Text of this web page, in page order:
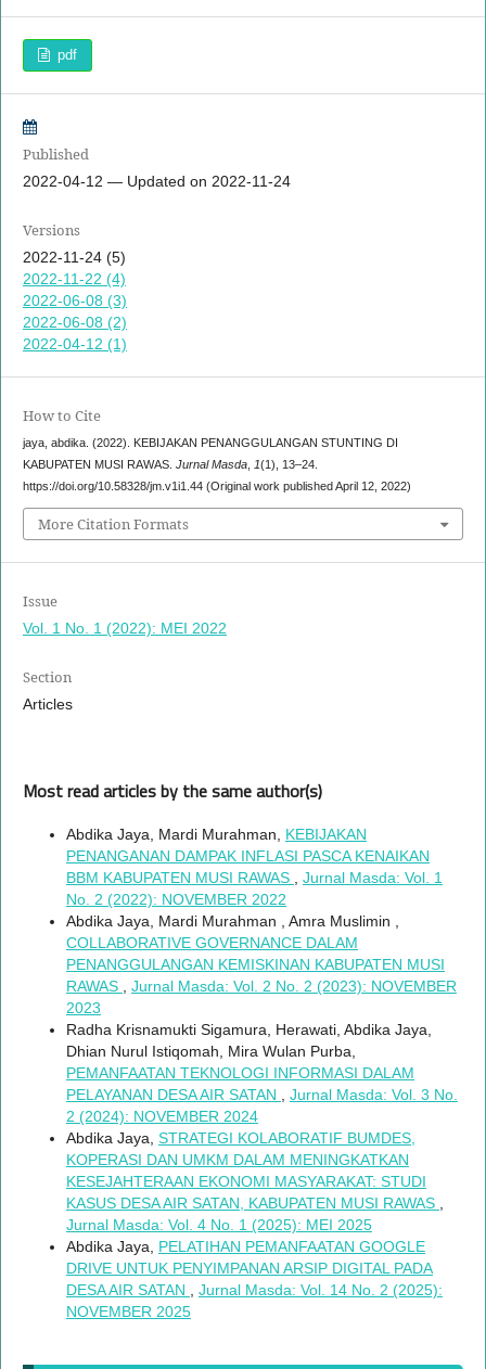
pdf
Published
2022-04-12 — Updated on 2022-11-24
Versions
2022-11-24 (5)
2022-11-22 (4)
2022-06-08 (3)
2022-06-08 (2)
2022-04-12 (1)
How to Cite
jaya, abdika. (2022). KEBIJAKAN PENANGGULANGAN STUNTING DI
KABUPATEN MUSI RAWAS. Jurnal Masda, 1(1), 13–24.
https://doi.org/10.58328/jm.v1i1.44 (Original work published April 12, 2022)
More Citation Formats
Issue
Vol. 1 No. 1 (2022): MEI 2022
Section
Articles
Most read articles by the same author(s)
Abdika Jaya, Mardi Murahman, KEBIJAKAN
PENANGANAN DAMPAK INFLASI PASCA KENAIKAN
BBM KABUPATEN MUSI RAWAS , Jurnal Masda: Vol. 1
No. 2 (2022): NOVEMBER 2022
Abdika Jaya, Mardi Murahman , Amra Muslimin ,
COLLABORATIVE GOVERNANCE DALAM
PENANGGULANGAN KEMISKINAN KABUPATEN MUSI
RAWAS , Jurnal Masda: Vol. 2 No. 2 (2023): NOVEMBER
2023
Radha Krisnamukti Sigamura, Herawati, Abdika Jaya,
Dhian Nurul Istiqomah, Mira Wulan Purba,
PEMANFAATAN TEKNOLOGI INFORMASI DALAM
PELAYANAN DESA AIR SATAN , Jurnal Masda: Vol. 3 No.
2 (2024): NOVEMBER 2024
Abdika Jaya, STRATEGI KOLABORATIF BUMDES,
KOPERASI DAN UMKM DALAM MENINGKATKAN
KESEJAHTERAAN EKONOMI MASYARAKAT: STUDI
KASUS DESA AIR SATAN, KABUPATEN MUSI RAWAS ,
Jurnal Masda: Vol. 4 No. 1 (2025): MEI 2025
Abdika Jaya, PELATIHAN PEMANFAATAN GOOGLE
DRIVE UNTUK PENYIMPANAN ARSIP DIGITAL PADA
DESA AIR SATAN , Jurnal Masda: Vol. 14 No. 2 (2025):
NOVEMBER 2025